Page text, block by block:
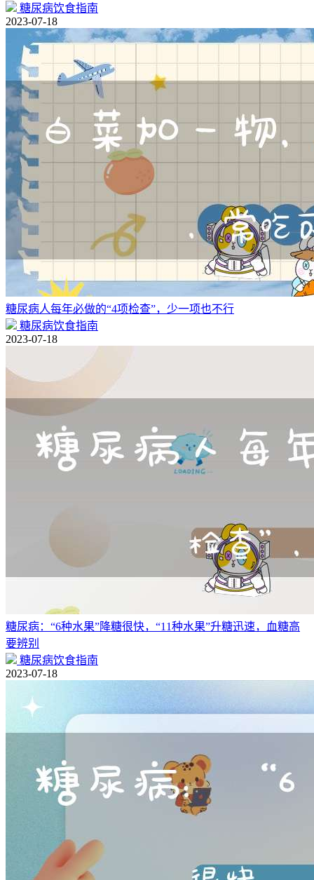
糖尿病饮食指南
2023-07-18
糖尿病人每年必做的“4项检查”，少一项也不行
糖尿病饮食指南
2023-07-18
糖尿病：“6种水果”降糖很快，“11种水果”升糖迅速，血糖高
要辨别
糖尿病饮食指南
2023-07-18